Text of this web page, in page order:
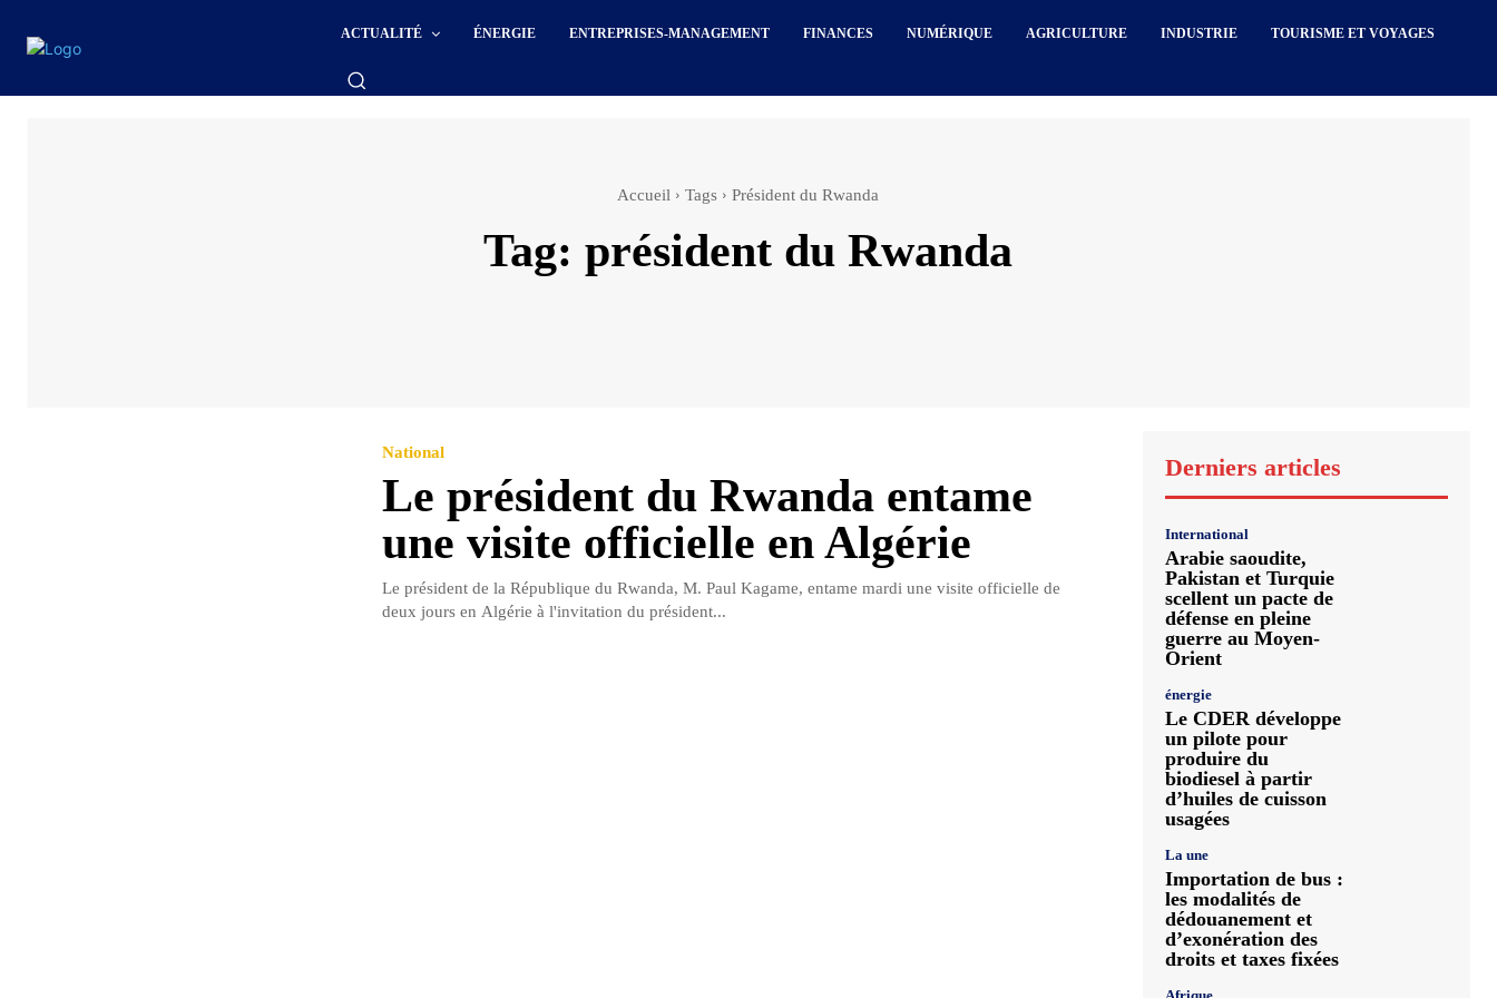
ACTUALITÉ ÉNERGIE ENTREPRISES-MANAGEMENT FINANCES NUMÉRIQUE AGRICULTURE INDUSTRIE TOURISME ET VOYAGES
Accueil Tags Président du Rwanda
Tag: président du Rwanda
National
Le président du Rwanda entame
une visite officielle en Algérie
Le président de la République du Rwanda, M. Paul Kagame, entame mardi une visite officielle de
deux jours en Algérie à l'invitation du président...
Derniers articles
International
Arabie saoudite,
Pakistan et Turquie
scellent un pacte de
défense en pleine
guerre au Moyen-
Orient
énergie
Le CDER développe
un pilote pour
produire du
biodiesel à partir
d’huiles de cuisson
usagées
La une
Importation de bus :
les modalités de
dédouanement et
d’exonération des
droits et taxes fixées